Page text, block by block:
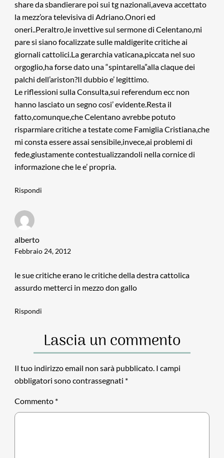
share da sbandierare poi sui tg nazionali,aveva accettato
la mezz’ora televisiva di Adriano.Onori ed
oneri..Peraltro,le invettive sul sermone di Celentano,mi
pare si siano focalizzate sulle maldigerite critiche ai
giornali cattolici.La gerarchia vaticana,piccata nel suo
orgoglio,ha forse dato una “spintarella”alla claque dei
palchi dell’ariston?Il dubbio e’ legittimo.
Le riflessioni sulla Consulta,sui referendum ecc non
hanno lasciato un segno cosi’ evidente.Resta il
fatto,comunque,che Celentano avrebbe potuto
risparmiare critiche a testate come Famiglia Cristiana,che
mi consta essere assai sensibile,invece,ai problemi di
fede,giustamente contestualizzandoli nella cornice di
informazione che le e’ propria.
Rispondi
alberto
Febbraio 24, 2012
le sue critiche erano le critiche della destra cattolica
assurdo metterci in mezzo don gallo
Rispondi
Lascia un commento
Il tuo indirizzo email non sarà pubblicato. I campi
obbligatori sono contrassegnati *
Commento *